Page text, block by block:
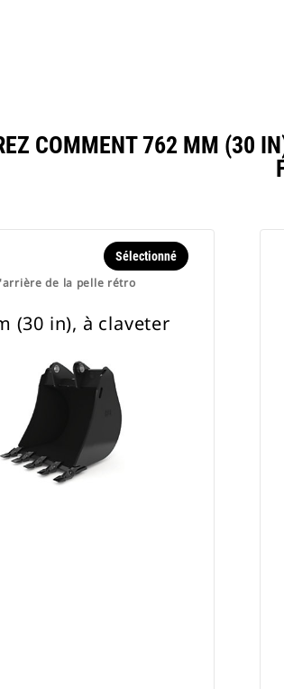
COMMENT 762 MM (30
de la pelle rétro
Sélectionné
(30 in), à claveter